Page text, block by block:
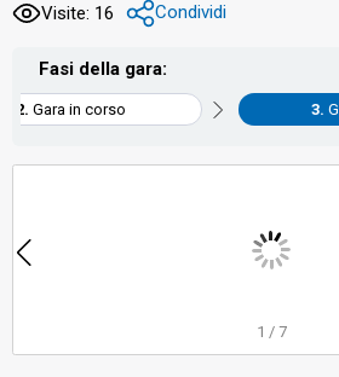
Visite: 16
Condividi
Fasi della gara:
Gara in corso
1 / 7